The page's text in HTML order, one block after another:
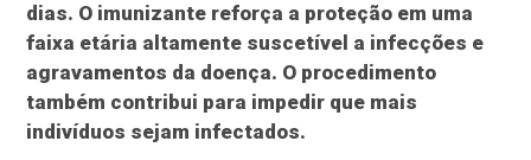
dias. O imunizante reforça a proteção em uma
faixa etária altamente suscetível a infecções e
agravamentos da doença. O procedimento
também contribui para impedir que mais
indivíduos sejam infectados.